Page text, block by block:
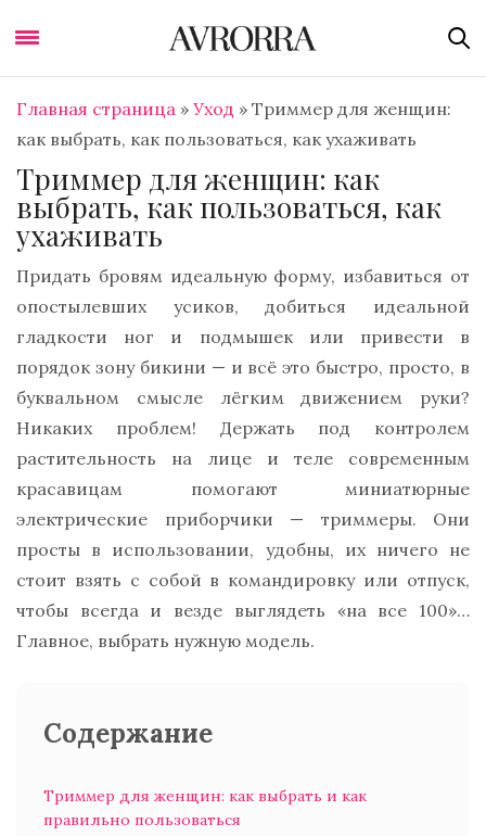
Главная страница » Уход » Триммер для женщин:
как выбрать, как пользоваться, как ухаживать
Триммер для женщин: как
выбрать, как пользоваться, как
ухаживать
Придать бровям идеальную форму, избавиться от
опостылевших усиков, добиться идеальной
гладкости ног и подмышек или привести в
порядок зону бикини — и всё это быстро, просто, в
буквальном смысле лёгким движением руки?
Никаких проблем! Держать под контролем
растительность на лице и теле современным
красавицам помогают миниатюрные
электрические приборчики — триммеры. Они
просты в использовании, удобны, их ничего не
стоит взять с собой в командировку или отпуск,
чтобы всегда и везде выглядеть «на все 100»…
Главное, выбрать нужную модель.
Содержание
Триммер для женщин: как выбрать и как
правильно пользоваться